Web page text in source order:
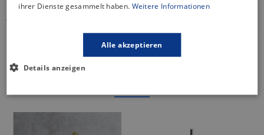
ARTIKELDETAILS
Das könnte Sie auch
ihrer Dienste gesammelt haben. Weitere Informationen
Alle akzeptieren
Details anzeigen